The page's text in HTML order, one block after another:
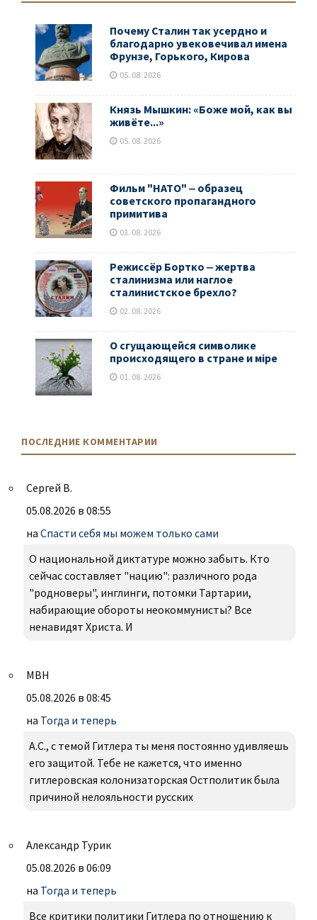
Почему Сталин так усердно и
благодарно увековечивал имена
Фрунзе, Горького, Кирова
05. 08. 2026
Князь Мышкин: «Боже мой, как вы
живёте...»
05. 08. 2026
Фильм "НАТО" ‒ образец
советского пропагандного
примитива
03. 08. 2026
Режиссёр Бортко ‒ жертва
сталинизма или наглое
сталинистское брехло?
02. 08. 2026
О сгущающейся символике
происходящего в стране и мiре
01. 08. 2026
ПОСЛЕДНИЕ КОММЕНТАРИИ
Сергей В.
05.08.2026 в 08:55
на Спасти себя мы можем только сами
О национальной диктатуре можно забыть. Кто
сейчас составляет "нацию": различного рода
"родноверы", инглинги, потомки Тартарии,
набирающие обороты неокоммунисты? Все
ненавидят Христа. И
МВН
05.08.2026 в 08:45
на Тогда и теперь
А.С., с темой Гитлера ты меня постоянно удивляешь
его защитой. Тебе не кажется, что именно
гитлеровская колонизаторская Остполитик была
причиной нелояльности русских
Александр Турик
05.08.2026 в 06:09
на Тогда и теперь
Все критики политики Гитлера по отношению к